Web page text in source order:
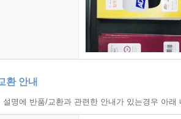
환 안내
명에 반품/교환과 관련한 안내가 있는경우 아